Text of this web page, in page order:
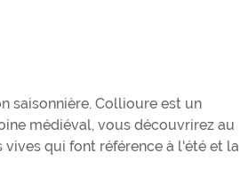
saisonnière. Collioure est un
médiéval, vous découvrirez au
qui font référence à l'été et la